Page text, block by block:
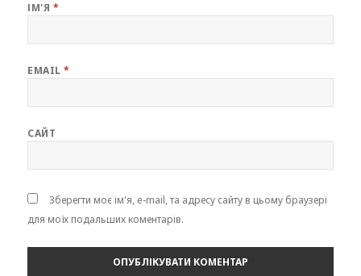
ІМ'Я *
EMAIL*
САЙТ
Зберегти моє ім'я, e-mail, та адресу сайту в цьому браузері
для моїх подальших коментарів.